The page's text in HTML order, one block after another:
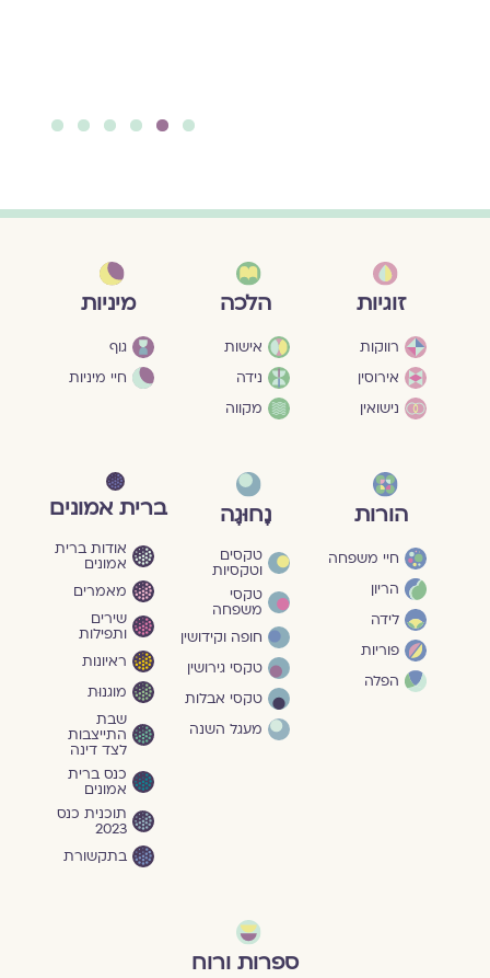
זוגיות
רווקות
אירוסין
נישואין
הלכה
אישות
נידה
מקווה
מיניות
גוף
חיי מיניות
הורות
חיי משפחה
הריון
לידה
פוריות
הפלה
נָחוּגָה
טקסים
וטקסיות
טקסי
משפחה
חופה וקידושין
טקסי גירושין
טקסי אבלות
מעגל השנה
ברית אמונים
אודות ברית
אמונים
מאמרים
שירים
ותפילות
ראיונות
מוגנוּת
שבת
התייצבות
לצד דינה
כנס ברית
אמונים
תוכנית כנס
2023
בתקשורת
ספרות ורוח